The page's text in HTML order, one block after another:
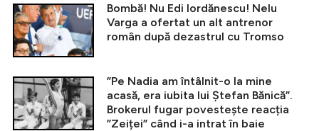
Bombă! Nu Edi Iordănescu! Nelu
Varga a ofertat un alt antrenor
român după dezastrul cu Tromso
”Pe Nadia am întâlnit-o la mine
acasă, era iubita lui Ștefan Bănică”.
Brokerul fugar povestește reacția
”Zeiței” când i-a intrat în baie